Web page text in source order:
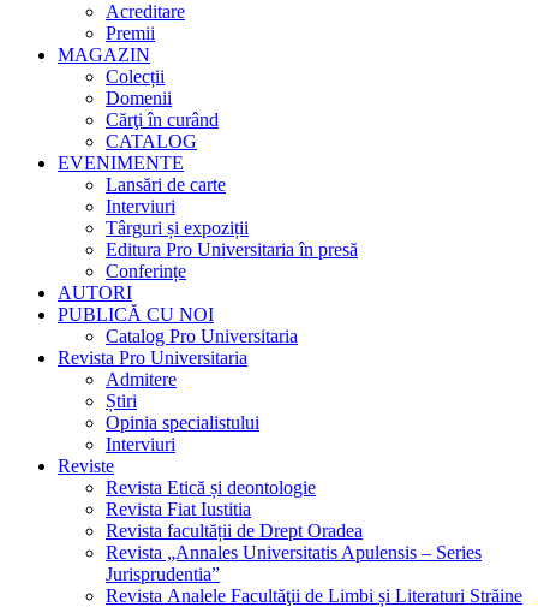
Acreditare
Premii
MAGAZIN
Colecții
Domenii
Cărţi în curând
CATALOG
EVENIMENTE
Lansări de carte
Interviuri
Târguri și expoziții
Editura Pro Universitaria în presă
Conferințe
AUTORI
PUBLICĂ CU NOI
Catalog Pro Universitaria
Revista Pro Universitaria
Admitere
Știri
Opinia specialistului
Interviuri
Reviste
Revista Etică și deontologie
Revista Fiat Iustitia
Revista facultății de Drept Oradea
Revista „Annales Universitatis Apulensis – Series
Jurisprudentia”
Revista Analele Facultăţii de Limbi și Literaturi Străine